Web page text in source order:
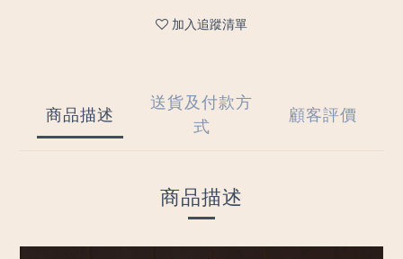
加入追蹤清單
商品描述
送貨及付款方
式
顧客評價
商品描述